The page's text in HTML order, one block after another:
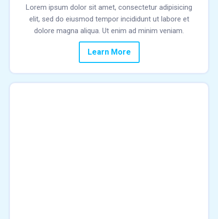
Lorem ipsum dolor sit amet, consectetur adipisicing
elit, sed do eiusmod tempor incididunt ut labore et
dolore magna aliqua. Ut enim ad minim veniam.
Learn More